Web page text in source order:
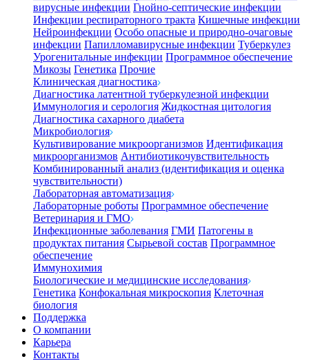
вирусные инфекции Гнойно-септические инфекции
Инфекции респираторного тракта Кишечные инфекции
Нейроинфекции Особо опасные и природно-очаговые
инфекции Папилломавирусные инфекции Туберкулез
Урогенитальные инфекции Программное обеспечение
Микозы Генетика Прочие
Клиническая диагностика
Диагностика латентной туберкулезной инфекции
Иммунология и серология Жидкостная цитология
Диагностика сахарного диабета
Микробиология
Культивирование микроорганизмов Идентификация
микроорганизмов Антибиотикочувствительность
Комбинированный анализ (идентификация и оценка
чувствительности)
Лабораторная автоматизация
Лабораторные роботы Программное обеспечение
Ветеринария и ГМО
Инфекционные заболевания ГМИ Патогены в
продуктах питания Сырьевой состав Программное
обеспечение
Иммунохимия
Биологические и медицинские исследования
Генетика Конфокальная микроскопия Клеточная
биология
Поддержка
О компании
Карьера
Контакты